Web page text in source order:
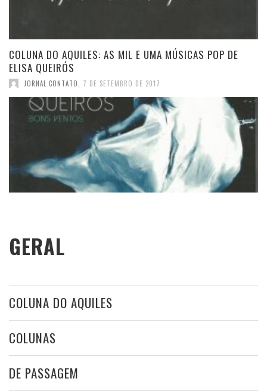
COLUNA DO AQUILES: AS MIL E UMA MÚSICAS POP DE
ELISA QUEIRÓS
JORNAL CONTATO 7 DE SETEMBRO DE 2017
GERAL
COLUNA DO AQUILES
COLUNAS
DE PASSAGEM